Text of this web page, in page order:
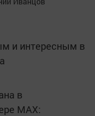
и интересным в
в
MАХ: